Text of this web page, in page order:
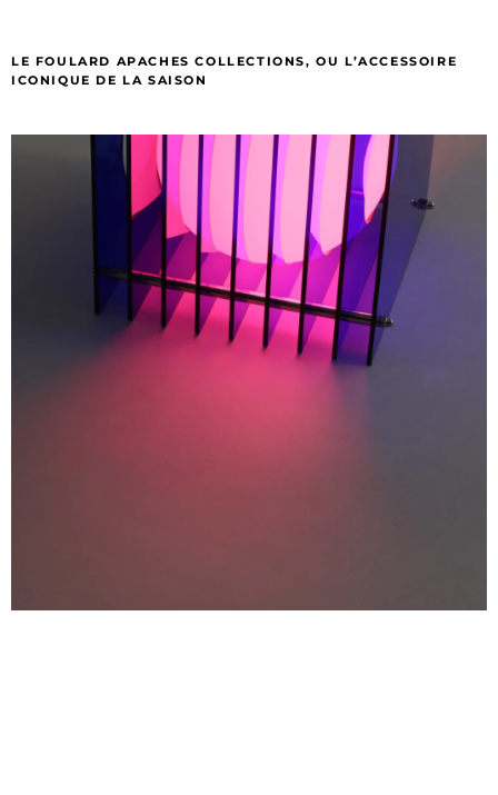
LE FOULARD APACHES COLLECTIONS, OU L’ACCESSOIRE
ICONIQUE DE LA SAISON